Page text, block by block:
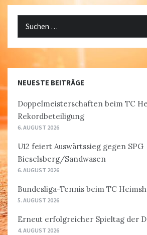
NEUESTE BEITRÄGE
Doppelmeisterschaften beim TC
Rekordbeteiligung
6. AUGUST 2026
U12 feiert Auswärtssieg gegen SPG
Bieselsberg/Sandwasen
6. AUGUST 2026
Bundesliga-Tennis beim TC
5. AUGUST 2026
Erneut erfolgreicher Spieltag der
4. AUGUST 2026